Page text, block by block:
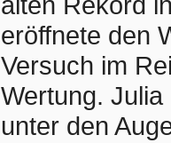
eröffnete den
Versuch im
Wertung.
unter den